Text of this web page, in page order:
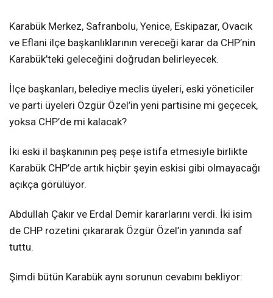
Karabük Merkez, Safranbolu, Yenice, Eskipazar, Ovacık
ve Eflani ilçe başkanlıklarının vereceği karar da CHP’nin
Karabük’teki geleceğini doğrudan belirleyecek.
İlçe başkanları, belediye meclis üyeleri, eski yöneticiler
ve parti üyeleri Özgür Özel’in yeni partisine mi geçecek,
yoksa CHP’de mi kalacak?
İki eski il başkanının peş peşe istifa etmesiyle birlikte
Karabük CHP’de artık hiçbir şeyin eskisi gibi olmayacağı
açıkça görülüyor.
Abdullah Çakır ve Erdal Demir kararlarını verdi. İki isim
de CHP rozetini çıkararak Özgür Özel’in yanında saf
tuttu.
Şimdi bütün Karabük aynı sorunun cevabını bekliyor: